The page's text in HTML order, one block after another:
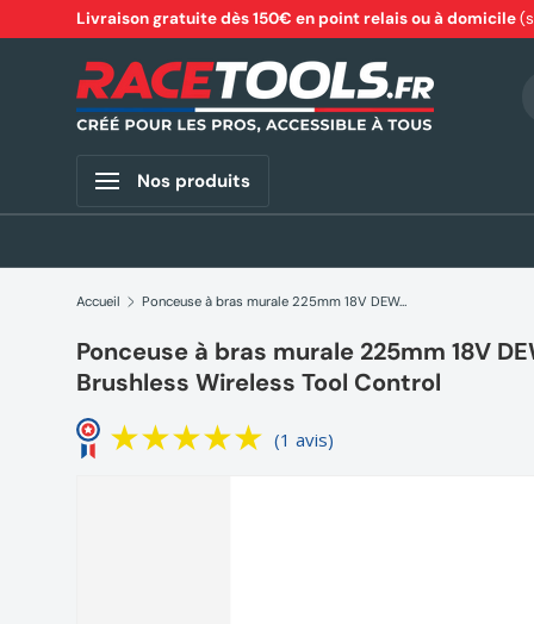
Aller au contenu
Livraison gratuite dès 150€ en point relais ou à domicile
Nos produits
Accueil Ponceuse à bras murale 225mm 18V DEWALT DCE800N-XJ Brushless Wireless Tool Control
Ponceuse à bras murale 225mm 18V
Brushless Wireless Tool Control
(1 avis)